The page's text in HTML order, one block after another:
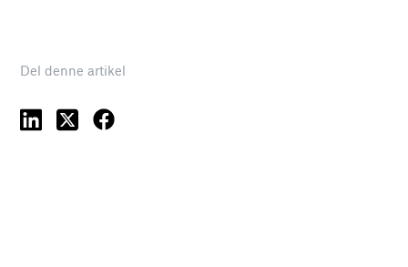
Del denne artikel